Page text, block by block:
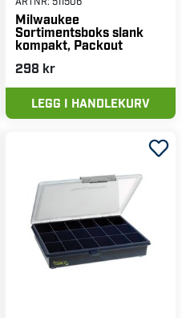
Milwaukee
Sortimentsboks slank
kompakt, Packout
298 kr
LEGG I HANDLEKURV